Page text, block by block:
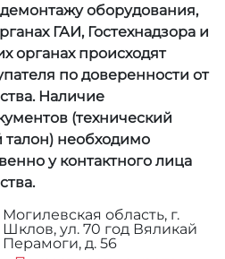
оборудования,
ГАИ, Гостехнадзора и
органах происходят
по доверенности от
Наличие
(технический
талон) необходимо
у контактного лица
Могилевская область, г.
Шклов, ул. 70 год Вяликай
Перамоги, д. 56